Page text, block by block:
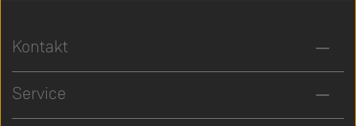
Kontakt
Service